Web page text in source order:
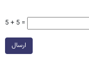
5 + 5 =
ارسال